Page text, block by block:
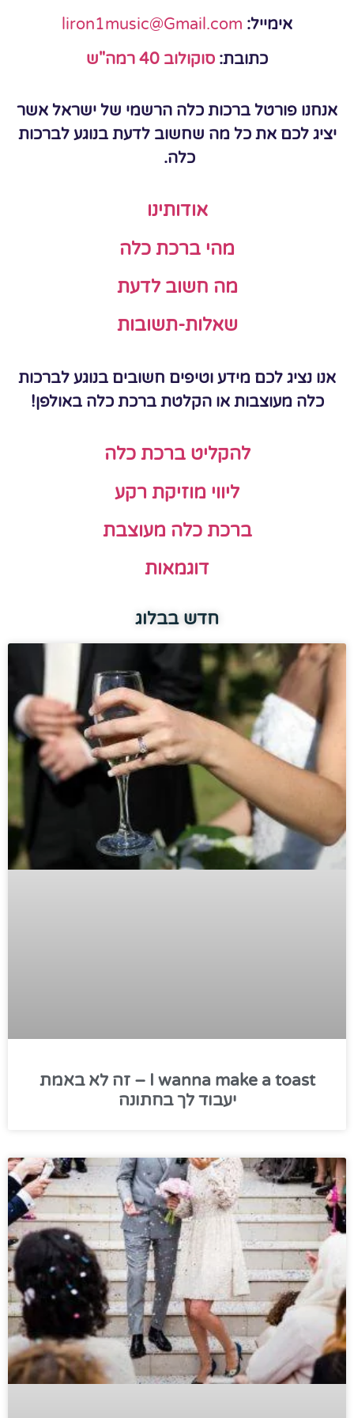
אימייל: liron1music@Gmail.com
כתובת: סוקולוב 40 רמה"ש
אנחנו פורטל ברכות כלה הרשמי של ישראל אשר
יציג לכם את כל מה שחשוב לדעת בנוגע לברכות
כלה.
אודותינו
מהי ברכת כלה
מה חשוב לדעת
שאלות-תשובות
אנו נציג לכם מידע וטיפים חשובים בנוגע לברכות
כלה מעוצבות או הקלטת ברכת כלה באולפן!
להקליט ברכת כלה
ליווי מוזיקת רקע
ברכת כלה מעוצבת
דוגמאות
חדש בבלוג
I wanna make a toast – זה לא באמת
יעבוד לך בחתונה